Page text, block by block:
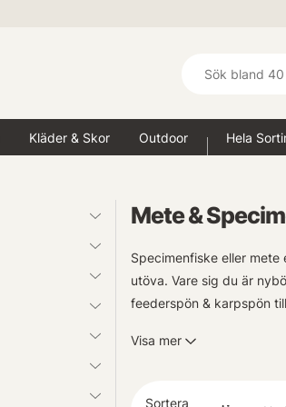
Kläder & Skor Outdoor Hela
Mete &
Specimenfiske eller
utöva. Vare sig du är
feederspön & karpspön
Utforska vår samling av
Visa mer
Sortera